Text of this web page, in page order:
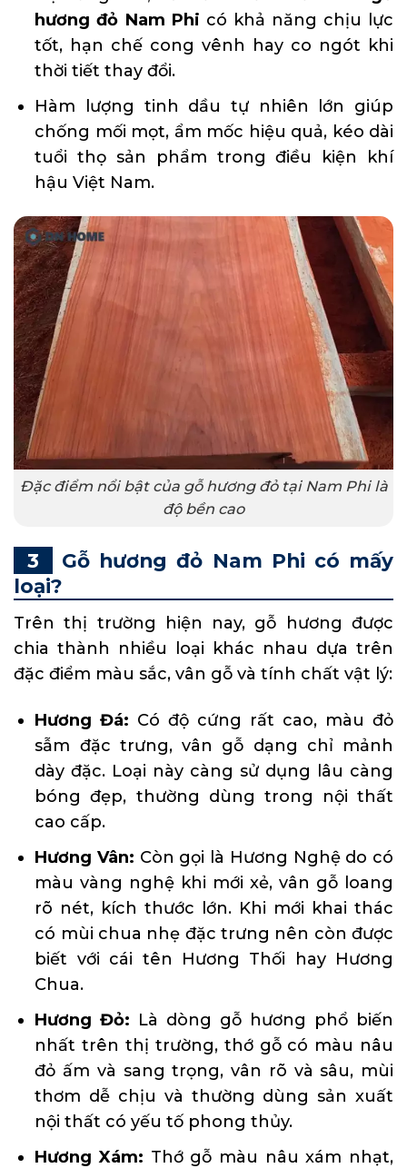
hương đỏ Nam Phi có khả năng chịu lực
tốt, hạn chế cong vênh hay co ngót khi
thời tiết thay đổi.
Hàm lượng tinh dầu tự nhiên lớn giúp
chống mối mọt, ẩm mốc hiệu quả, kéo dài
tuổi thọ sản phẩm trong điều kiện khí
hậu Việt Nam.
Đặc điểm nổi bật của gỗ hương đỏ tại Nam Phi là
độ bền cao
Gỗ hương đỏ Nam Phi có mấy
loại?
Trên thị trường hiện nay, gỗ hương được
chia thành nhiều loại khác nhau dựa trên
đặc điểm màu sắc, vân gỗ và tính chất vật lý:
Hương Đá: Có độ cứng rất cao, màu đỏ
sẫm đặc trưng, vân gỗ dạng chỉ mảnh
dày đặc. Loại này càng sử dụng lâu càng
bóng đẹp, thường dùng trong nội thất
cao cấp.
Hương Vân: Còn gọi là Hương Nghệ do có
màu vàng nghệ khi mới xẻ, vân gỗ loang
rõ nét, kích thước lớn. Khi mới khai thác
có mùi chua nhẹ đặc trưng nên còn được
biết với cái tên Hương Thối hay Hương
Chua.
Hương Đỏ: Là dòng gỗ hương phổ biến
nhất trên thị trường, thớ gỗ có màu nâu
đỏ ấm và sang trọng, vân rõ và sâu, mùi
thơm dễ chịu và thường dùng sản xuất
nội thất có yếu tố phong thủy.
Hương Xám: Thớ gỗ màu nâu xám nhạt,